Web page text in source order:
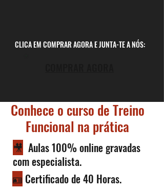
CLICA EM COMPRAR AGORA E JUNTA-TE A NÓS:
Conhece o curso de Treino
Funcional na prática
🎥 Aulas 100% online gravadas
com especialista.
🪪 Certificado de 40 Horas.